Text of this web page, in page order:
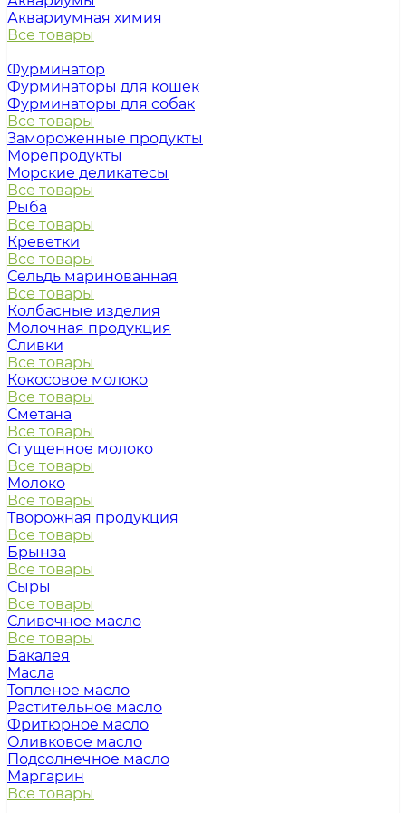
Аквариумная химия
Все товары
Фурминатор
Фурминаторы для кошек
Фурминаторы для собак
Все товары
Замороженные продукты
Морепродукты
Морские деликатесы
Все товары
Рыба
Все товары
Креветки
Все товары
Сельдь маринованная
Все товары
Колбасные изделия
Молочная продукция
Сливки
Все товары
Кокосовое молоко
Все товары
Сметана
Все товары
Сгущенное молоко
Все товары
Молоко
Все товары
Творожная продукция
Все товары
Брынза
Все товары
Сыры
Все товары
Сливочное масло
Все товары
Бакалея
Масла
Топленое масло
Растительное масло
Фритюрное масло
Оливковое масло
Подсолнечное масло
Маргарин
Все товары